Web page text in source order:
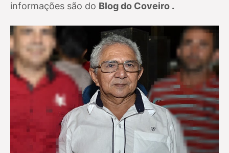
informações são do Blog do Coveiro .